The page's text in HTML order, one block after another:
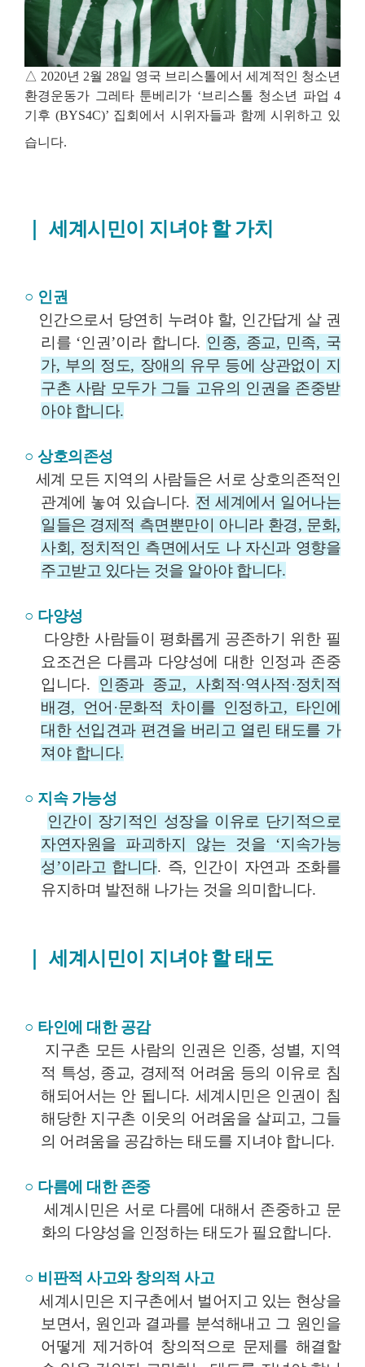
△ 2020년 2월 28일 영국 브리스톨에서 세계적인 청소년
환경운동가 그레타 툰베리가 ‘ 브리스톨 청소년 파업 4
기후 (BYS4C)’ 집회에서 시위자들과 함께 시위하고 있
습니다.
세계시민이 지녀야 할 가치
○ 인권
인간으로서 당연히 누려야 할, 인간답게 살 권
리를 ‘인권’이라 합니다. 인종, 종교, 민족, 국
가, 부의 정도, 장애의 유무 등에 상관없이 지
구촌 사람 모두가 그들 고유의 인권을 존중받
아야 합니다.
○ 상호의존성
세계 모든 지역의 사람들은 서로 상호의존적인
관계에 놓여 있습니다. 전 세계에서 일어나는
일들은 경제적 측면뿐만이 아니라 환경, 문화,
사회, 정치적인 측면에서도 나 자신과 영향을
주고받고 있다는 것을 알아야 합니다.
○ 다양성
다양한 사람들이 평화롭게 공존하기 위한 필
요조건은 다름과 다양성에 대한 인정과 존중
입니다. 인종과 종교, 사회적·역사적 ·정치적
배경, 언어 ·문화적 차이를 인정하고, 타인에
대한 선입견과 편견을 버리고 열린 태도를 가
져야 합니다.
○ 지속 가능성
인간이 장기적인 성장을 이유로 단기적으로
자연자원을 파괴하지 않는 것을 ‘지속가능
성’이라고 합니다. 즉, 인간이 자연과 조화를
유지하며 발전해 나가는 것을 의미합니다.
세계시민이 지녀야 할 태도
○ 타인에 대한 공감
지구촌 모든 사람의 인권은 인종, 성별, 지역
적 특성, 종교, 경제적 어려움 등의 이유로 침
해되어서는 안 됩니다. 세계시민은 인권이 침
해당한 지구촌 이웃의 어려움을 살피고, 그들
의 어려움을 공감하는 태도를 지녀야 합니다.
○ 다름에 대한 존중
세계시민은 서로 다름에 대해서 존중하고 문
화의 다양성을 인정하는 태도가 필요합니다.
○ 비판적 사고와 창의적 사고
세계시민은 지구촌에서 벌어지고 있는 현상을
보면서, 원인과 결과를 분석해내고 그 원인을
어떻게 제거하여 창의적으로 문제를 해결할